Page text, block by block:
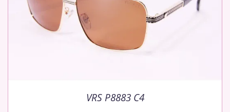
VRS P8883 C4